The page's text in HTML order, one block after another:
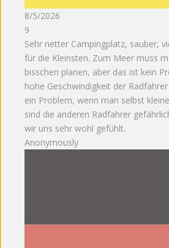
8/5/2026
9
Sehr netter Campingplatz, sauber,
für die Kleinsten. Zum Meer muss
bisschen planen, aber das ist kein
hohe Geschwindigkeit der
ein Problem, wenn man selbst
sind die anderen Radfahrer
wir uns sehr wohl gefühlt.
Anonymously